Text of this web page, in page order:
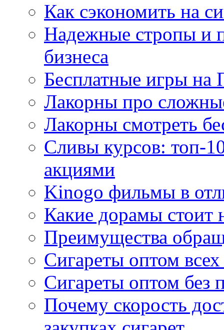
Как сэкономить на
Надежные стропы и
бизнеса
Бесплатные игры на
Лакорны про
Лакорны смотреть
Сливы курсов: топ-
акциями
Kinogo фильмы в
Какие дорамы стоит
Преимущества
Сигареты оптом
Сигареты оптом без
Почему скорость